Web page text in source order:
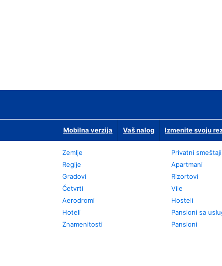
Mobilna verzija Vaš nalog Izmenite svoju
Zemlje
Regije
Gradovi
Četvrti
Aerodromi
Hoteli
Znamenitosti
Privatni smeštaji
Apartmani
Rizortovi
Vile
Hosteli
Pansioni sa
Pansioni